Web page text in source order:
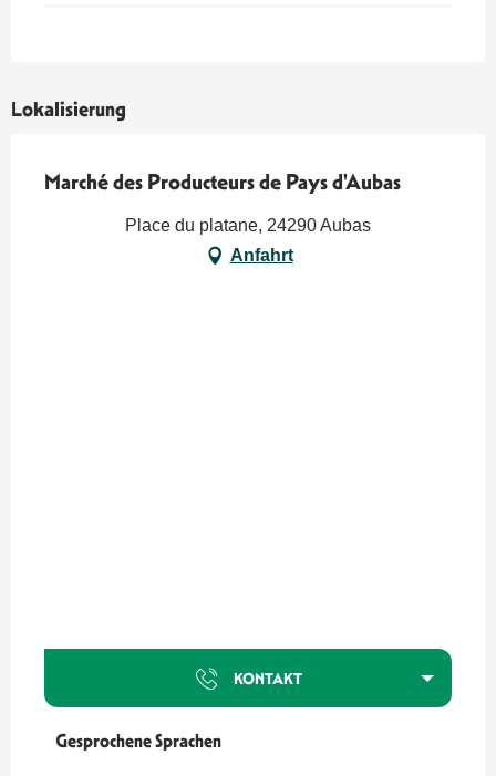
Lokalisierung
Marché des Producteurs de Pays d'Aubas
Place du platane, 24290 Aubas
Anfahrt
KONTAKT
Gesprochene Sprachen
Gesprochene Sprachen